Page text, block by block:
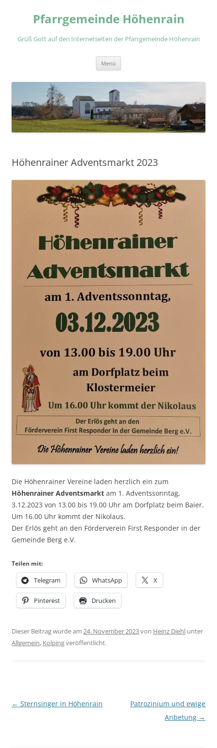
springenPfarrgemeinde Höhenrain
Grüß Gott auf den Internetseiten der Pfarrgemeinde Höhenrain
Menü
Höhenrainer Adventsmarkt 2023
Die Höhenrainer Vereine laden herzlich ein zum
Höhenrainer Adventsmarkt am 1. Adventssonntag,
3.12.2023 von 13.00 bis 19.00 Uhr am Dorfplatz beim Baier.
Um 16.00 Uhr kommt der Nikolaus.
Der Erlös geht an den Förderverein First Responder in der
Gemeinde Berg e.V.
Teilen mit:
Telegram WhatsApp X
Pinterest Drucken
Dieser Beitrag wurde am 24. November 2023von Heinz Diehl unter
Allgemein, Kolpingveröffentlicht.
Beitragsnavigation
← Sternsinger in Höhenrain
Patrozinium und ewige
Anbetung →